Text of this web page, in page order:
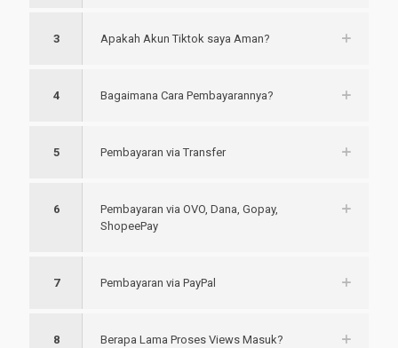
3 Apakah Akun Tiktok saya Aman?
4 Bagaimana Cara Pembayarannya?
5 Pembayaran via Transfer
6
Pembayaran via OVO, Dana, Gopay,
ShopeePay
7 Pembayaran via PayPal
8 Berapa Lama Proses Views Masuk?